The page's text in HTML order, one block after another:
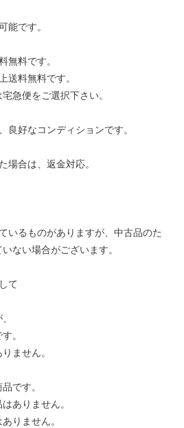
能です。
無料です。
送料無料です。
急便をご選択下さい。
良好なコンディションです。
場合は、返金対応。
いるものがありますが、中古品のた
ない場合がございます。
て
。
ません。
です。
ありません。
りません。